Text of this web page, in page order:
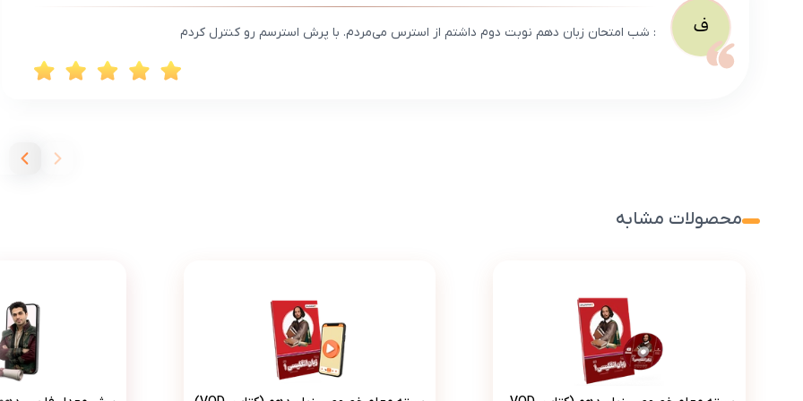
ف : شب امتحان زبان دهم نوبت دوم داشتم از استرس می‌مردم. با پرش استرسم رو کنترل کردم
محصولات مشابه
بسته معلم خصوصی زبان دهم (کتاب , VOD با DVD) بسته معلم خصوصی زبان دهم (کتاب , VOD) پرش